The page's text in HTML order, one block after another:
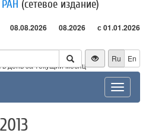
(сетевое издание)
08.08.2026 08.2026 с 01.01.2026
день за текущий месяц
Ru En
Toggle